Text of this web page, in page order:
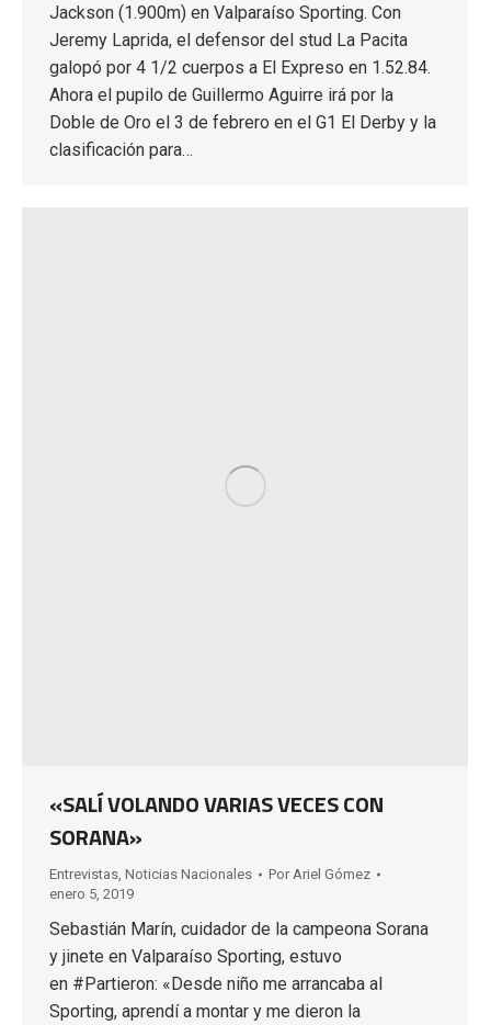
Jackson (1.900m) en Valparaíso Sporting. Con
Jeremy Laprida, el defensor del stud La Pacita
galopó por 4 1/2 cuerpos a El Expreso en 1.52.84.
Ahora el pupilo de Guillermo Aguirre irá por la
Doble de Oro el 3 de febrero en el G1 El Derby y la
clasificación para…
«SALÍ VOLANDO VARIAS VECES CON
SORANA»
Entrevistas, Noticias Nacionales Por Ariel Gómez
enero 5, 2019
Sebastián Marín, cuidador de la campeona Sorana
y jinete en Valparaíso Sporting, estuvo
en #Partieron: «Desde niño me arrancaba al
Sporting, aprendí a montar y me dieron la